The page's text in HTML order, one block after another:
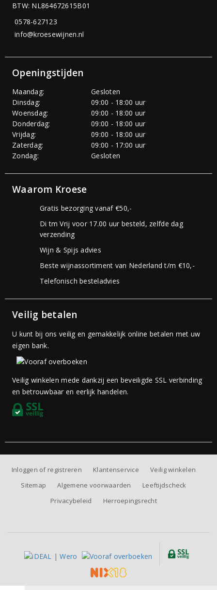
BTW: NL864672615B01
0578-627123
info@kroesewijnen.nl
Openingstijden
Maandag:
Gesloten
Dinsdag:
09:00 - 18:00 uur
Woensdag:
09:00 - 18:00 uur
Donderdag:
09:00 - 18:00 uur
Vrijdag:
09:00 - 18:00 uur
Zaterdag:
09:00 - 17:00 uur
Zondag:
Gesloten
Waarom Kroese
Gratis bezorging vanaf €50,-
Di tm Vrij voor 17.00 uur besteld, zelfde dag
verzending
Wijn & Spijs advies
Beste wijnassortiment van Nederland t/m €10,-
Telefonisch besteladvies
Veilig betalen
U kunt bij ons veilig en gemakkelijk online betalen met uw
eigen bank.
Veilig winkelen mede dankzij een beveiligde SSL verbinding
en betrouwbaar en eerlijk handelen.
Inloggen of registreren Klantenservice
Veilig winkelen
Sitemap
Algemene voorwaarden
Leeftijdscheck
Privacybeleid
Herroepingsrecht